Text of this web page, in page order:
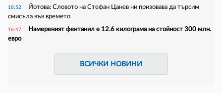
18:52
Йотова: Словото на Стефан Цанев ни призовава да търсим
смисъла във времето
18:47
Намереният фентанил е 12.6 килограма на стойност 300 млн.
евро
ВСИЧКИ НОВИНИ